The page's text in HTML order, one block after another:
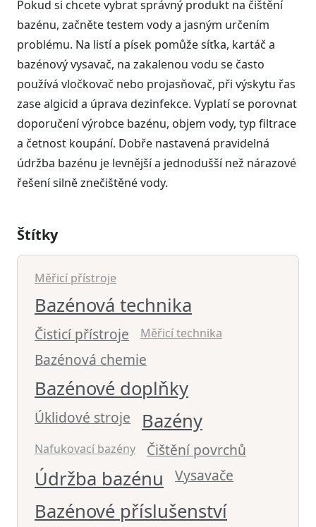
Pokud si chcete vybrat správný produkt na čištění
bazénu, začněte testem vody a jasným určením
problému. Na listí a písek pomůže síťka, kartáč a
bazénový vysavač, na zakalenou vodu se často
používá vločkovač nebo projasňovač, při výskytu řas
zase algicid a úprava dezinfekce. Vyplatí se porovnat
doporučení výrobce bazénu, objem vody, typ filtrace
a četnost koupání. Dobře nastavená pravidelná
údržba bazénu je levnější a jednodušší než nárazové
řešení silně znečištěné vody.
Štítky
Měřicí přístroje
Bazénová technika
Čisticí přístroje Měřicí technika
Bazénová chemie
Bazénové doplňky
Úklidové stroje Bazény
Nafukovací bazény Čištění povrchů
Údržba bazénu Vysavače
Bazénové příslušenství